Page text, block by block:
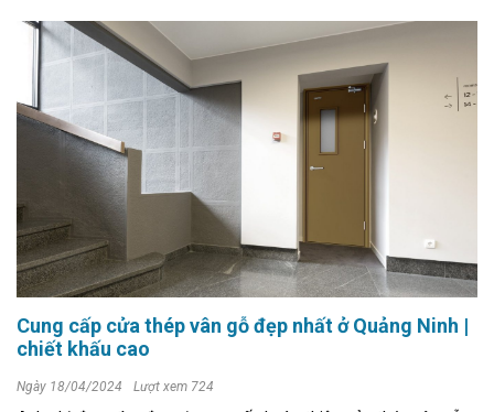
Cung cấp cửa thép vân gỗ đẹp nhất ở Quảng Ninh |
chiết khấu cao
Ngày 18/04/2024 Lượt xem 724